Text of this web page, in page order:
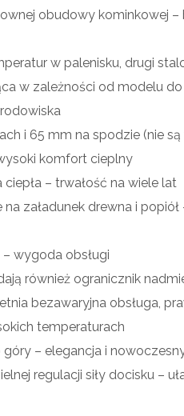
obudowy kominkowej –
w palenisku, drugi
w zależności od modelu do
i 65 mm na spodzie (nie są
komfort cieplny
– trwałość na wiele lat
załadunek drewna i
wygoda obsługi
również ogranicznik
bezawaryjna obsługa,
temperaturach
– elegancja i
regulacji siły docisku –